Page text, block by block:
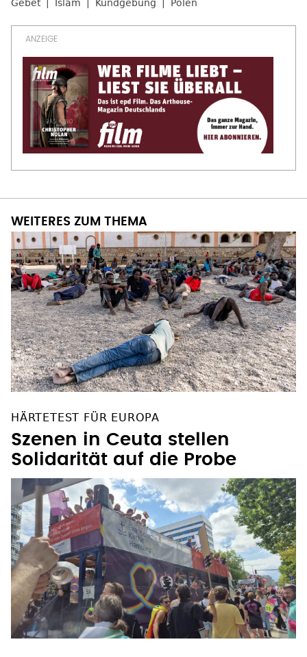
Gebet Islam Kundgebung Polen
WEITERES ZUM THEMA
HÄRTETEST FÜR EUROPA
Szenen in Ceuta stellen
Solidarität auf die Probe